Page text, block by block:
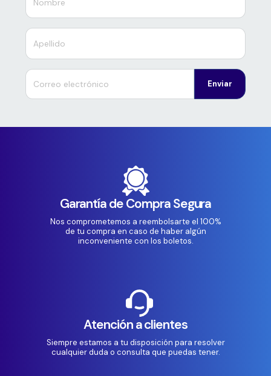
Enviar
Garantía de Compra Segura
Nos comprometemos a reembolsarte el 100%
de tu compra en caso de haber algún
inconveniente con los boletos.
Atención a clientes
Siempre estamos a tu disposición para resolver
cualquier duda o consulta que puedas tener.